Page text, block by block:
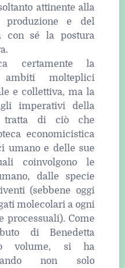
attinente alla
produzione e del
con sé la postura
certamente la
ambiti molteplici
e collettiva, ma la
imperativi della
tratta di ciò che
economicistica
umano e delle sue
coinvolgono le
dalle specie
(sebbene oggi
molecolari a ogni
processuali). Come
di Benedetta
volume, si ha
non solo